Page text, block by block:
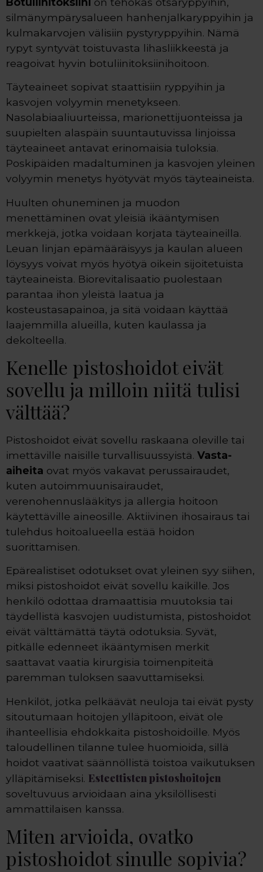
silmänympärysalueen hanhenjalkaryppyihin ja
kulmakarvojen välisiin pystyryppyihin. Nämä
rypyt syntyvät toistuvasta lihasliikkeestä ja
reagoivat hyvin botuliinitoksiinihoitoon.
Täyteaineet sopivat staattisiin ryppyihin ja
kasvojen volyymin menetykseen.
Nasolabiaaliuurteissa, marionettijuonteissa ja
suupielten alaspäin suuntautuvissa linjoissa
täyteaineet antavat erinomaisia tuloksia.
Poskipäiden madaltuminen ja kasvojen yleinen
volyymin menetys hyötyvät myös täyteaineista.
Huulten ohuneminen ja muodon
menettäminen ovat yleisiä ikääntymisen
merkkejä, jotka voidaan korjata täyteaineilla.
Leuan linjan epämääräisyys ja kaulan alueen
löysyys voivat myös hyötyä oikein sijoitetuista
täyteaineista. Biorevitalisaatio puolestaan
parantaa ihon yleistä laatua ja
kosteustasapainoa, ja sitä voidaan käyttää
laajemmilla alueilla, kuten kaulassa ja
dekolteella.
Kenelle pistoshoidot eivät
sovellu ja milloin niitä tulisi
välttää?
Pistoshoidot eivät sovellu raskaana oleville tai
imettäville naisille turvallisuussyistä. Vasta-
aiheita ovat myös vakavat perussairaudet,
kuten autoimmuunisairaudet,
verenohennuslääkitys ja allergia hoitoon
käytettäville aineosille. Aktiivinen ihosairaus tai
tulehdus hoitoalueella estää hoidon
suorittamisen.
Epärealistiset odotukset ovat yleinen syy siihen,
miksi pistoshoidot eivät sovellu kaikille. Jos
henkilö odottaa dramaattisia muutoksia tai
täydellistä kasvojen uudistumista, pistoshoidot
eivät välttämättä täytä odotuksia. Syvät,
pitkälle edenneet ikääntymisen merkit
saattavat vaatia kirurgisia toimenpiteitä
paremman tuloksen saavuttamiseksi.
Henkilöt, jotka pelkäävät neuloja tai eivät pysty
sitoutumaan hoitojen ylläpitoon, eivät ole
ihanteellisia ehdokkaita pistoshoidoille. Myös
taloudellinen tilanne tulee huomioida, sillä
hoidot vaativat säännöllistä toistoa vaikutuksen
ylläpitämiseksi. Esteettisten pistoshoitojen
soveltuvuus arvioidaan aina yksilöllisesti
ammattilaisen kanssa.
Miten arvioida, ovatko
pistoshoidot sinulle sopivia?